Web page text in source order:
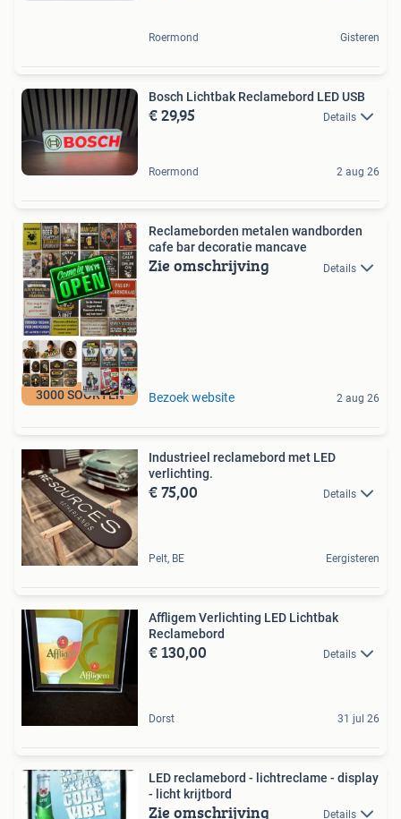
Roermond Gisteren
Bosch Lichtbak Reclamebord LED USB
€ 29,95 Details
Roermond 2 aug 26
3000 SOORTEN
Reclameborden metalen wandborden
cafe bar decoratie mancave
Zie omschrijving Details
Bezoek website 2 aug 26
Industrieel reclamebord met LED
verlichting.
€ 75,00 Details
Pelt, BE Eergisteren
Affligem Verlichting LED Lichtbak
Reclamebord
€ 130,00 Details
Dorst 31 jul 26
LED reclamebord - lichtreclame - display
- licht krijtbord
Zie omschrijving Details